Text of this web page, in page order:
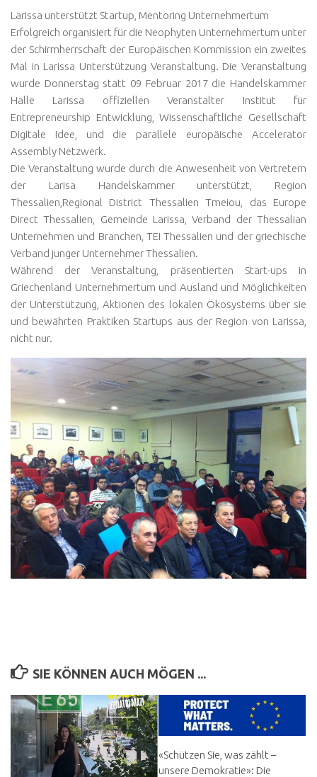
Larissa unterstützt Startup, Mentoring Unternehmertum
Erfolgreich organisiert für die Neophyten Unternehmertum unter
der Schirmherrschaft der Europäischen Kommission ein zweites
Mal in Larissa Unterstützung Veranstaltung. Die Veranstaltung
wurde Donnerstag statt 09 Februar 2017 die Handelskammer
Halle Larissa offiziellen Veranstalter Institut für
Entrepreneurship Entwicklung, Wissenschaftliche Gesellschaft
Digitale Idee, und die parallele europäische Accelerator
Assembly Netzwerk.
Die Veranstaltung wurde durch die Anwesenheit von Vertretern
der Larisa Handelskammer unterstützt, Region
Thessalien,Regional District Thessalien Tmeiou, das Europe
Direct Thessalien, Gemeinde Larissa, Verband der Thessalian
Unternehmen und Branchen, TEI Thessalien und der griechische
Verband junger Unternehmer Thessalien.
Während der Veranstaltung, präsentierten Start-ups in
Griechenland Unternehmertum und Ausland und Möglichkeiten
der Unterstützung, Aktionen des lokalen Ökosystems über sie
und bewährten Praktiken Startups aus der Region von Larissa,
nicht nur.
SIE KÖNNEN AUCH MÖGEN ...
«Schützen Sie, was zählt –
unsere Demokratie»: Die